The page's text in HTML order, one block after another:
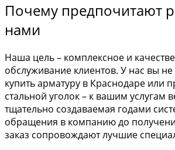
Почему предпочитают
нами
Наша цель – комплексное и
обслуживание клиентов. У нас вы
купить арматуру в Краснодаре или
стальной уголок – к вашим услугам
тщательно создаваемая годами
обращения в компанию до
заказ сопровождают лучшие